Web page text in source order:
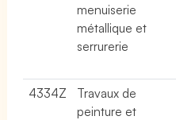
menuiserie
métallique et
serrurerie
4334Z
Travaux de
peinture et